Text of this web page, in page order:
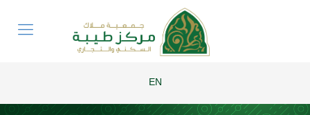
EN